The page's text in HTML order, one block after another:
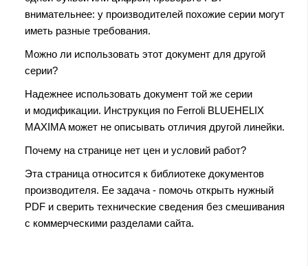
внимательнее: у производителей похожие серии могут
иметь разные требования.
Можно ли использовать этот документ для другой
серии?
Надежнее использовать документ той же серии
и модификации. Инструкция по Ferroli BLUEHELIX
MAXIMA может не описывать отличия другой линейки.
Почему на странице нет цен и условий работ?
Эта страница относится к библиотеке документов
производителя. Ее задача - помочь открыть нужный
PDF и сверить технические сведения без смешивания
с коммерческими разделами сайта.